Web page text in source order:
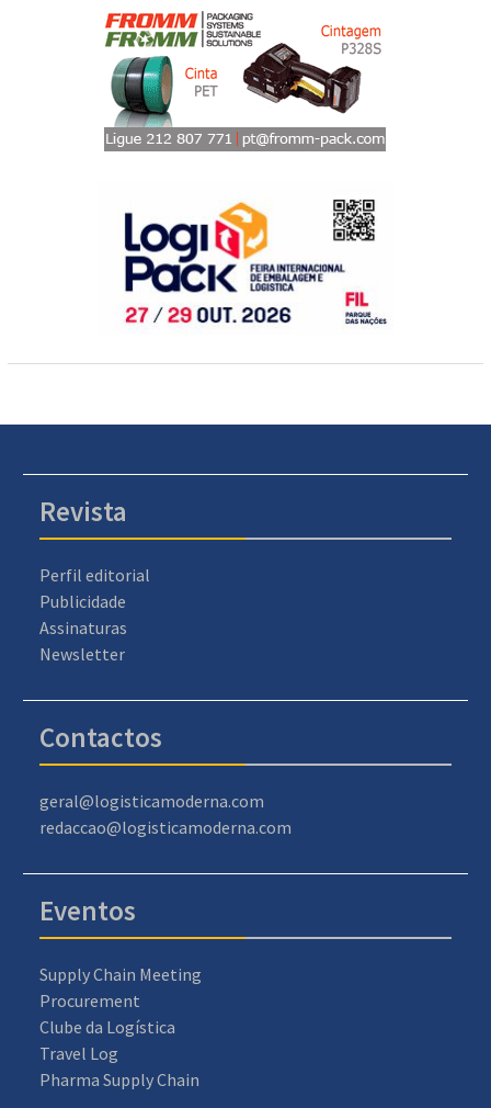
Revista
Perfil editorial
Publicidade
Assinaturas
Newsletter
Contactos
geral@logisticamoderna.com
redaccao@logisticamoderna.com
Eventos
Supply Chain Meeting
Procurement
Clube da Logística
Travel Log
Pharma Supply Chain